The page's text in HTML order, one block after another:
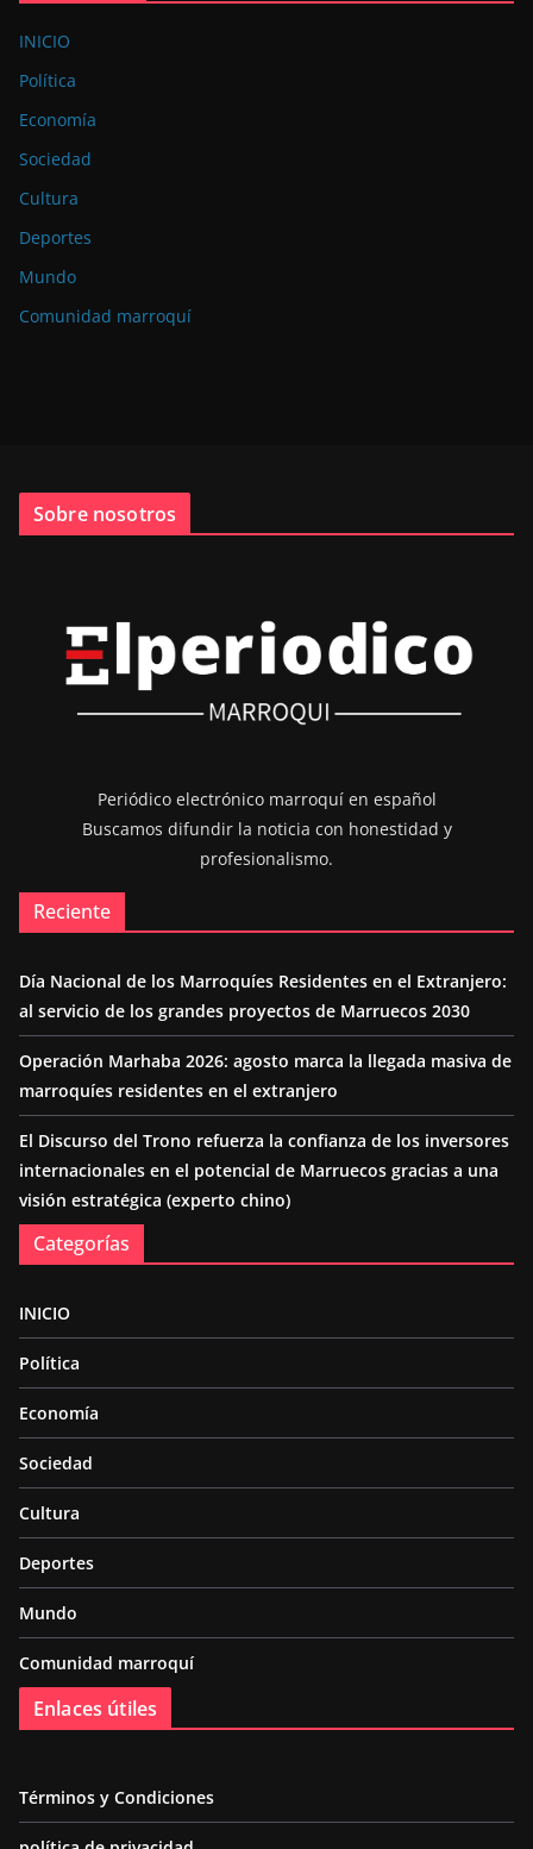
INICIO
Política
Economía
Sociedad
Cultura
Deportes
Mundo
Comunidad marroquí
Sobre nosotros
Periódico electrónico marroquí en español
Buscamos difundir la noticia con honestidad y
profesionalismo.
Reciente
Día Nacional de los Marroquíes Residentes en el Extranjero:
al servicio de los grandes proyectos de Marruecos 2030
Operación Marhaba 2026: agosto marca la llegada masiva de
marroquíes residentes en el extranjero
El Discurso del Trono refuerza la confianza de los inversores
internacionales en el potencial de Marruecos gracias a una
visión estratégica (experto chino)
Categorías
INICIO
Política
Economía
Sociedad
Cultura
Deportes
Mundo
Comunidad marroquí
Enlaces útiles
Términos y Condiciones